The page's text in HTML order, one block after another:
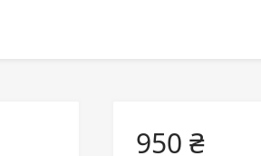
950 ₴